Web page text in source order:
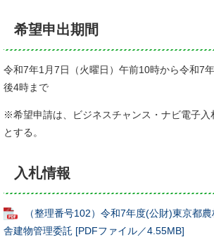
希望申出期間
令和7年1月7日（火曜日）午前10時から令和7
後4時まで
※希望申請は、ビジネスチャンス・ナビ電子入
とする。
入札情報
（整理番号102）令和7年度(公財)東京都
舎建物管理委託 [PDFファイル／4.55MB]